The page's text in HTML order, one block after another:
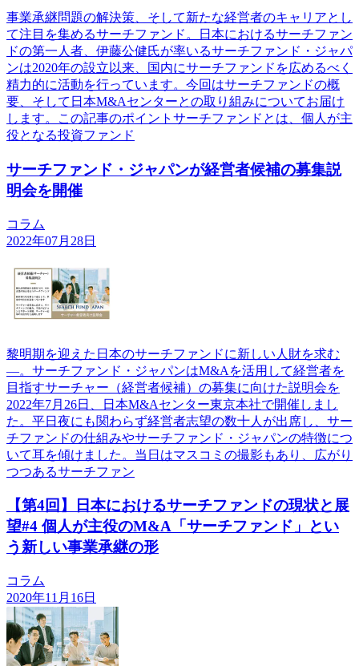
事業承継問題の解決策、そして新たな経営者のキャリアとし
て注目を集めるサーチファンド。日本におけるサーチファン
ドの第一人者、伊藤公健氏が率いるサーチファンド・ジャパ
ンは2020年の設立以来、国内にサーチファンドを広めるべく
精力的に活動を行っています。今回はサーチファンドの概
要、そして日本M&Aセンターとの取り組みについてお届け
します。この記事のポイントサーチファンドとは、個人が主
役となる投資ファンド
サーチファンド・ジャパンが経営者候補の募集説
明会を開催
コラム
2022年07月28日
黎明期を迎えた日本のサーチファンドに新しい人財を求む
―。サーチファンド・ジャパンはM&Aを活用して経営者を
目指すサーチャー（経営者候補）の募集に向けた説明会を
2022年7月26日、日本M&Aセンター東京本社で開催しまし
た。平日夜にも関わらず経営者志望の数十人が出席し、サー
チファンドの仕組みやサーチファンド・ジャパンの特徴につ
いて耳を傾けました。当日はマスコミの撮影もあり、広がり
つつあるサーチファン
【第4回】日本におけるサーチファンドの現状と展
望#4 個人が主役のM&A「サーチファンド」とい
う新しい事業承継の形
コラム
2020年11月16日